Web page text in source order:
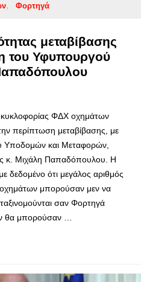
Φορτηγά
μεταβίβασης
Υφυπουργού
κυκλοφορίας ΦΔΧ οχημάτων
περίπτωση μεταβίβασης, με
και Μεταφορών,
κ. Μιχάλη Παπαδόπουλου. Η
δεδομένο ότι μεγάλος αριθμός
μπορούσαν μεν να
σαν Φορτηγά
θα μπορούσαν …